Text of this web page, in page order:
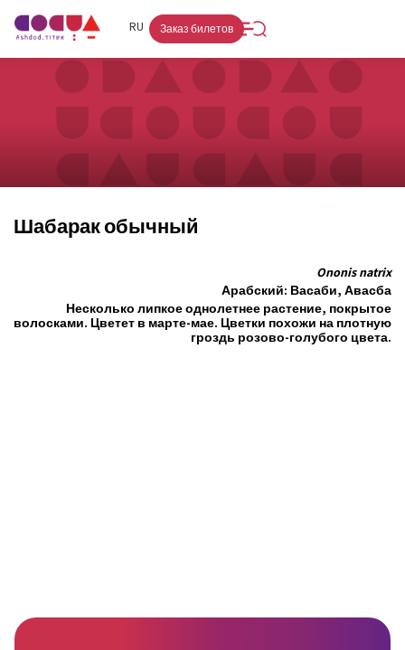
RU
HE
Заказ билетов
Шабарак обычный
Ononis natrix
Арабский: Васаби, Авасба
Несколько липкое однолетнее растение, покрытое
волосками. Цветет в марте-мае. Цветки похожи на плотную
гроздь розово-голубого цвета.